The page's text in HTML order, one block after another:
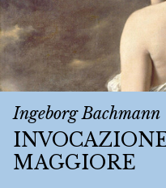
Ingeborg Bachmann
MAGGIORE